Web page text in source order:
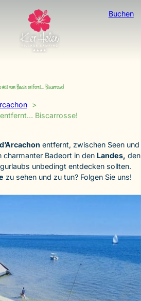
Buchen
weit vom Bassin entfernt… Biscarrosse!
Biscarrosse!
entfernt, zwischen Seen und
charmanter Badeort in den Landes, den
unbedingt entdecken sollten.
zu sehen und zu tun? Folgen Sie uns!